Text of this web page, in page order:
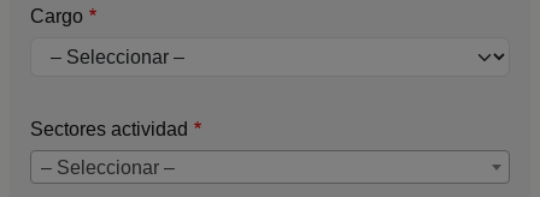
Cargo
Sectores actividad
– Seleccionar –